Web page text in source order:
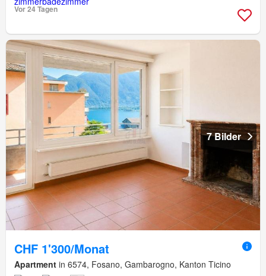
Vor 24 Tagen
7 Bilder
CHF 1'300/Monat
Apartment in 6574, Fosano, Gambarogno, Kanton Ticino